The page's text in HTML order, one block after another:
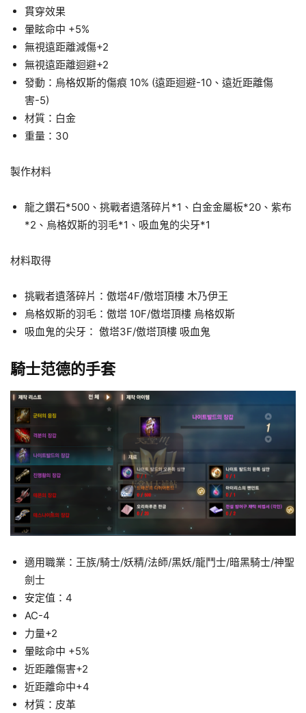
貫穿效果
暈眩命中 +5%
無視遠距離減傷+2
無視遠距離迴避+2
發動：烏格奴斯的傷痕 10% (遠距迴避-10、遠近距離傷
害-5)
材質：白金
重量：30
製作材料
龍之鑽石*500、挑戰者遺落碎片*1、白金金屬板*20、紫布
*2、烏格奴斯的羽毛*1、吸血鬼的尖牙*1
材料取得
挑戰者遺落碎片：傲塔4F/傲塔頂樓 木乃伊王
烏格奴斯的羽毛：傲塔 10F/傲塔頂樓 烏格奴斯
吸血鬼的尖牙： 傲塔3F/傲塔頂樓 吸血鬼
騎士范德的手套
適用職業：王族/騎士/妖精/法師/黑妖/龍鬥士/暗黑騎士/神聖
劍士
安定值：4
AC-4
力量+2
暈眩命中 +5%
近距離傷害+2
近距離命中+4
材質：皮革